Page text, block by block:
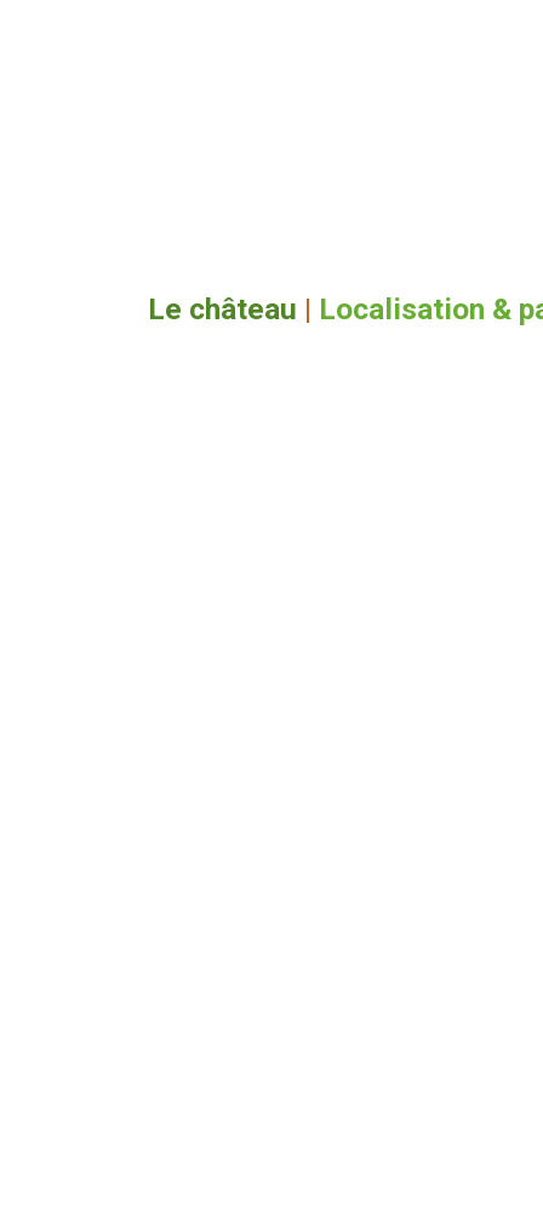
Le château | Localisation &